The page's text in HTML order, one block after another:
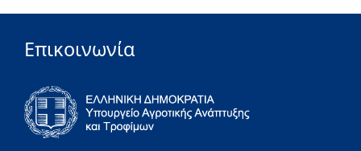
Επικοινωνία